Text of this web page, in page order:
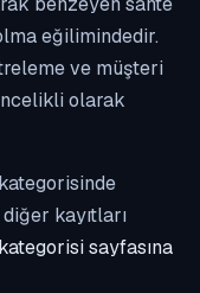
eğilimindedir.
ve müşteri
olarak
kategorisinde
diğer kayıtları
sayfasına